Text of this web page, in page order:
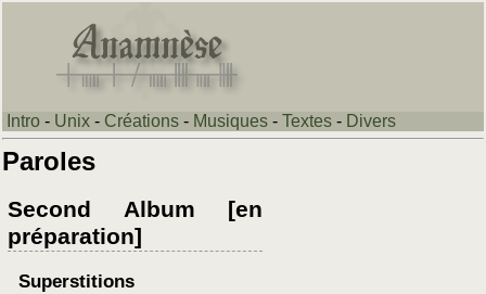
Intro - Unix - Créations - Musiques - Textes - Divers
Paroles
Second Album [en
préparation]
Superstitions